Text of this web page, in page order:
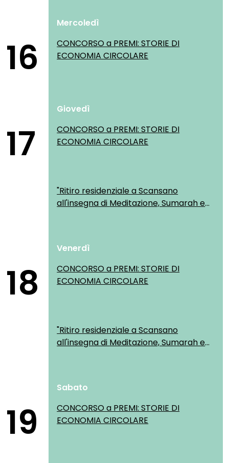
16
Mercoledì
CONCORSO a PREMI: STORIE DI
ECONOMIA CIRCOLARE
17
Giovedì
CONCORSO a PREMI: STORIE DI
ECONOMIA CIRCOLARE
"Ritiro residenziale a Scansano
all'insegna di Meditazione, Sumarah e
18
Venerdì
CONCORSO a PREMI: STORIE DI
ECONOMIA CIRCOLARE
"Ritiro residenziale a Scansano
all'insegna di Meditazione, Sumarah e
19
Sabato
CONCORSO a PREMI: STORIE DI
ECONOMIA CIRCOLARE